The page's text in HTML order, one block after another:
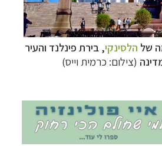
של הלסינקי, בירת פינלנד והעיר
(צילום: כרמית וייס)
למדינות אירופהלחצו לרשימת היעדים
טיולים לאמריקה הצפונית לחצו לרשימת